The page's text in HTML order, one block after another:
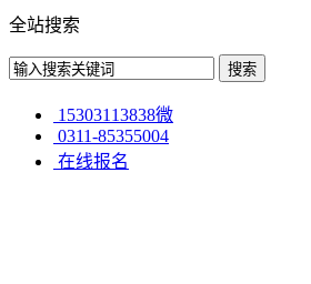
全站搜索
15303113838微
0311-85355004
在线报名